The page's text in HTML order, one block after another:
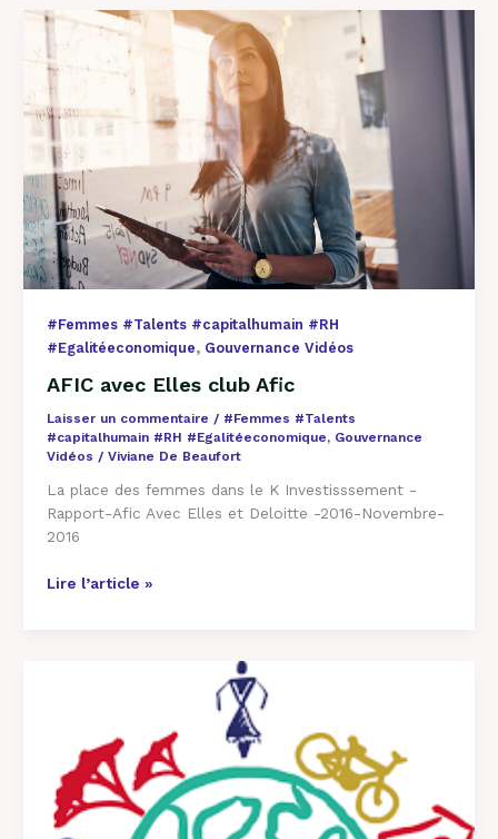
#Femmes #Talents #capitalhumain #RH
#Egalitéeconomique, Gouvernance Vidéos
AFIC avec Elles club Afic
Laisser un commentaire / #Femmes #Talents
#capitalhumain #RH #Egalitéeconomique, Gouvernance
Vidéos / Viviane De Beaufort
La place des femmes dans le K Investisssement -
Rapport-Afic Avec Elles et Deloitte -2016-Novembre-
2016
AFIC
avec
Elles
club
Afic
Lire l’article »
@Voy’Agir